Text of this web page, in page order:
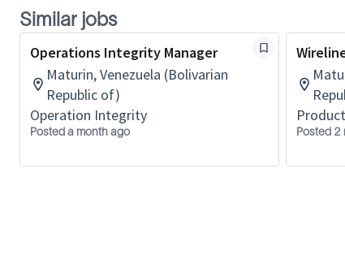
Similar jobs
Operations Integrity Manager
Maturin, Venezuela (Bolivarian
Republic of)
Operation Integrity
Posted a month ago Posted 2